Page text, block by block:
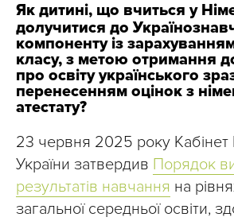
Як дитині, що вчиться у
долучитися до
компоненту із
класу, з метою отримання
про освіту українського
перенесенням оцінок з
атестату?
23 червня 2025 року Кабінет
України затвердив Порядок
результатів навчання на
загальної середньої освіти,